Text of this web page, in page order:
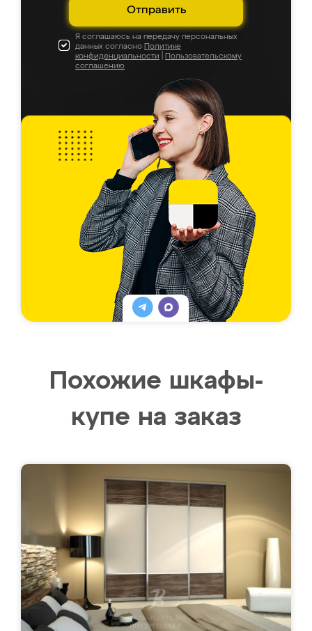
Отправить
Я соглашаюсь на передачу персональных
данных согласно Политике
конфиденциальности
Пользовательскому
соглашению
Похожие шкафы-
купе на заказ